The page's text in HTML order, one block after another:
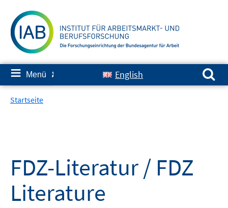
zum
Inhalt
≡ Menü ✘ English
Suchen nach:
Startseite
FDZ-Literatur / FDZ
Literature